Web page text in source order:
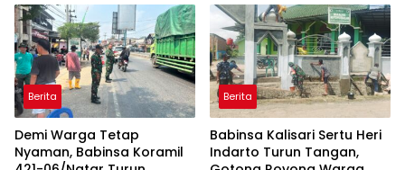
Berita
Demi Warga Tetap
Nyaman, Babinsa Koramil
Berita
Babinsa Kalisari Sertu Heri
Indarto Turun Tangan,